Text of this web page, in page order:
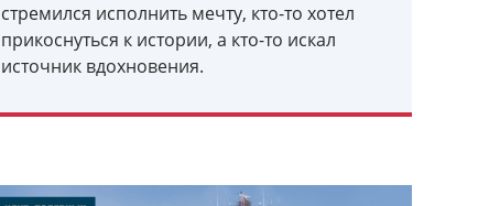
стремился исполнить мечту, кто-то хотел
прикоснуться к истории, а кто-то искал
источник вдохновения.
УЗНАТЬ ПОДРОБНЕЕ